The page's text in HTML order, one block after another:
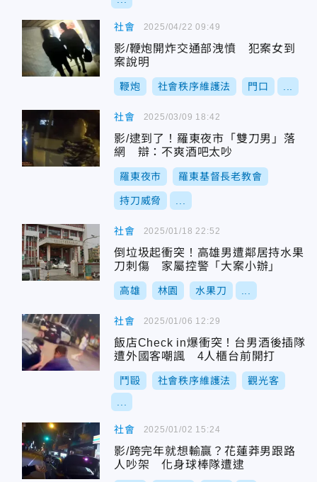
社會
影/鞭炮開炸交通部洩憤 犯案女到
案說明
鞭炮 社會秩序維護法 門口
2025/04/22 09:49
社會
影/逮到了！羅東夜市「雙刀男」落
網 辯：不爽酒吧太吵
羅東夜市 羅東基督長老教會
持刀威脅
2025/03/09 18:42
社會
倒垃圾起衝突！高雄男遭鄰居持水果
刀刺傷 家屬控警「大案小辦」
高雄 林園 水果刀
2025/01/18 22:52
社會
飯店Check in爆衝突！台男酒後插隊
遭外國客嘲諷 4人櫃台前開打
鬥毆 社會秩序維護法 觀光客
2025/01/06 12:29
社會
影/跨完年就想輸贏？花蓮莽男跟路
人吵架 化身球棒隊遭逮
2025/01/02 15:24